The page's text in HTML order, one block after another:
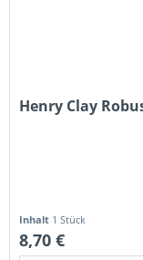
Henry Clay
Inhalt 1 Stück
8,70 €